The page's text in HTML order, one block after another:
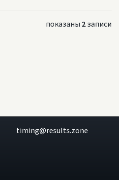
показаны 2записи
timing@results.zone